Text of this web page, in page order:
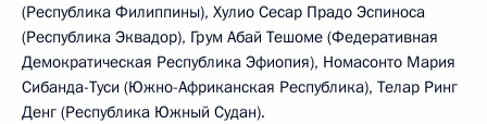
(Республика Филиппины), Хулио Сесар Прадо Эспиноса
(Республика Эквадор), Грум Абай Тешоме (Федеративная
Демократическая Республика Эфиопия), Номасонто Мария
Сибанда-Туси (Южно-Африканская Республика), Телар Ринг
Денг (Республика Южный Судан).